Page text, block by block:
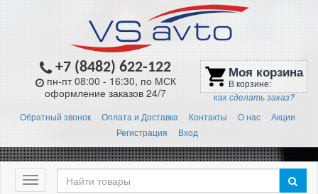
+7 (8482) 622-122
пн-пт 08:00 - 16:30, по МСК
оформление заказов 24/7
shopping_cart Моя корзина
В корзине:
как сделать заказ?
Обратный звонок Оплата и Доставка Контакты О нас
Акции
Регистрация
Вход
Меню